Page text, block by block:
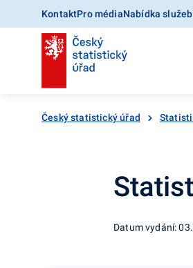
KontaktPro médiaNabídka služeb
Český statistický úřad
Datum vydání: